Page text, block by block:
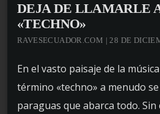
DEJA DE LLAMARLE
«TECHNO»
RAVESECUADOR.COM | 28 DE
En el vasto paisaje de la
término «techno» a menudo
paraguas que abarca todo.